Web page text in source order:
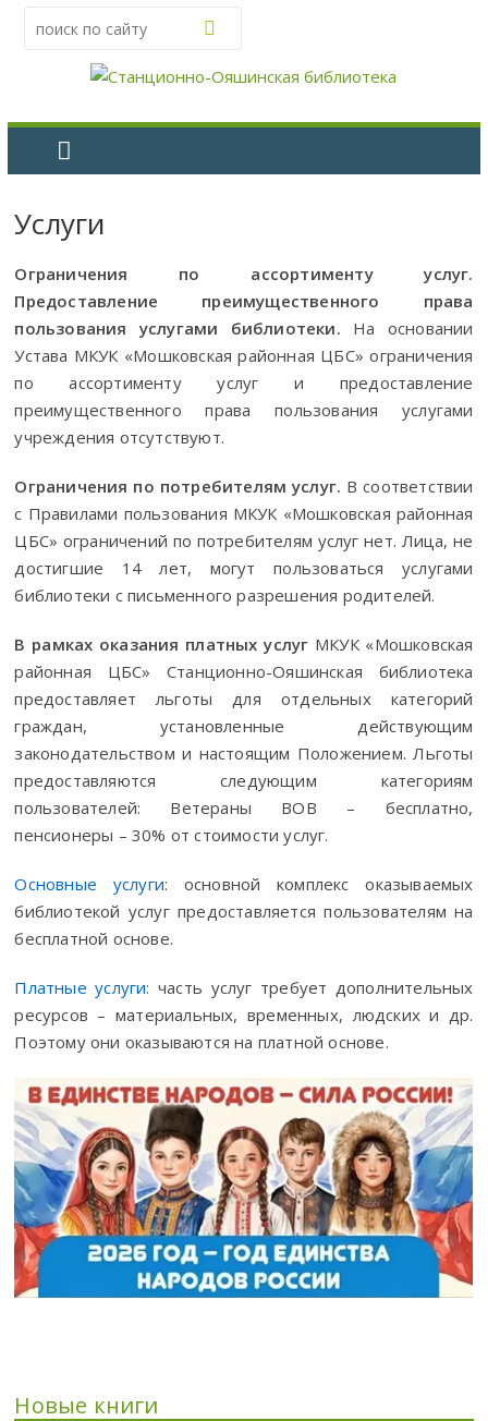
Услуги
Ограничения по ассортименту услуг.
Предоставление преимущественного права
пользования услугами библиотеки. На основании
Устава МКУК «Мошковская районная ЦБС» ограничения
по ассортименту услуг и предоставление
преимущественного права пользования услугами
учреждения отсутствуют.
Ограничения по потребителям услуг. В соответствии
с Правилами пользования МКУК «Мошковская районная
ЦБС» ограничений по потребителям услуг нет. Лица, не
достигшие 14 лет, могут пользоваться услугами
библиотеки с письменного разрешения родителей.
В рамках оказания платных услуг МКУК «Мошковская
районная ЦБС» Станционно-Ояшинская библиотека
предоставляет льготы для отдельных категорий
граждан, установленные действующим
законодательством и настоящим Положением. Льготы
предоставляются следующим категориям
пользователей: Ветераны ВОВ – бесплатно,
пенсионеры – 30% от стоимости услуг.
Основные услуги: основной комплекс оказываемых
библиотекой услуг предоставляется пользователям на
бесплатной основе.
Платные услуги: часть услуг требует дополнительных
ресурсов – материальных, временных, людских и др.
Поэтому они оказываются на платной основе.
Новые книги